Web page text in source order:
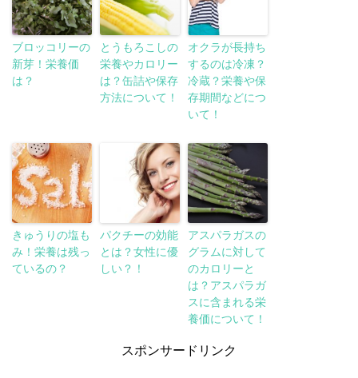
ブロッコリーの
新芽！栄養価
は？
とうもろこしの
栄養やカロリー
は？缶詰や保存
方法について！
オクラが長持ち
するのは冷凍？
冷蔵？栄養や保
存期間などにつ
いて！
きゅうりの塩も
み！栄養は残っ
ているの？
パクチーの効能
とは？女性に優
しい？！
アスパラガスの
グラムに対して
のカロリーと
は？アスパラガ
スに含まれる栄
養価について！
スポンサードリンク